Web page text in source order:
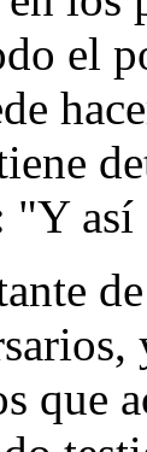
el
así
que